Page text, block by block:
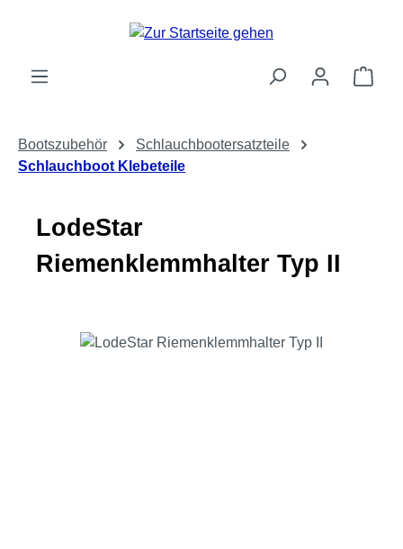
Zum Hauptinhalt springen
Bootszubehör
Schlauchbootersatzteile
Schlauchboot Klebeteile
LodeStar
Riemenklemmhalter Typ II
Bildergalerie überspringen